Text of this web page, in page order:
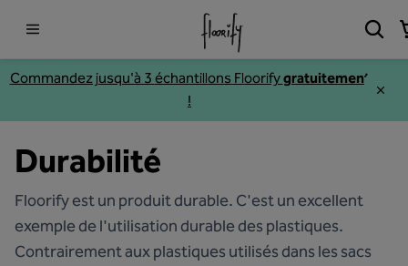
Commandez jusqu'à 3 échantillons Floorifygratuitement
!
Durabilité
Floorify est un produit durable. C'est un excellent
exemple de l'utilisation durable des plastiques.
Contrairement aux plastiques utilisés dans les sacs